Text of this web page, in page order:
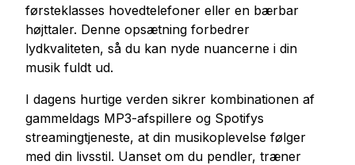
førsteklasses hovedtelefoner eller en bærbar
højttaler. Denne opsætning forbedrer
lydkvaliteten, så du kan nyde nuancerne i din
musik fuldt ud.
I dagens hurtige verden sikrer kombinationen af
gammeldags MP3-afspillere og Spotifys
streamingtjeneste, at din musikoplevelse følger
med din livsstil. Uanset om du pendler, træner